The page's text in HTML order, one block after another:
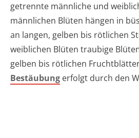
getrennte männliche und
männlichen Blüten hängen in
an langen, gelben bis rötlichen
weiblichen Blüten traubige
gelben bis rötlichen
Bestäubung erfolgt durch den